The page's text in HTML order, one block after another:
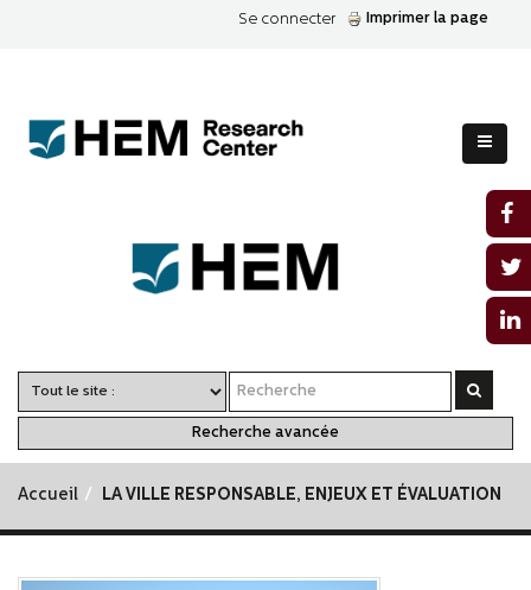
Se connecter Imprimer la page
Recherche avancée
Accueil LA VILLE RESPONSABLE, ENJEUX ET ÉVALUATION